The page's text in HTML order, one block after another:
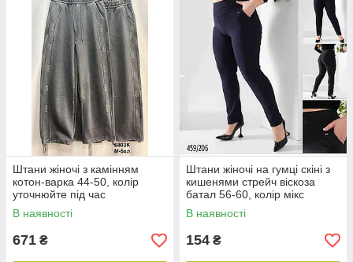
Штани жіночі з камінням
котон-варка 44-50, колір
уточнюйте під час
замовлення
В наявності
671 ₴
Штани жіночі на гумці скіні з
кишенями стрейч віскоза
батал 56-60, колір мікс
В наявності
154 ₴